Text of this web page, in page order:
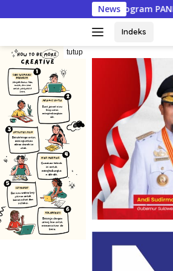
ke
News
PANDE EMAS untuk Perkuat
Indeks
tutup